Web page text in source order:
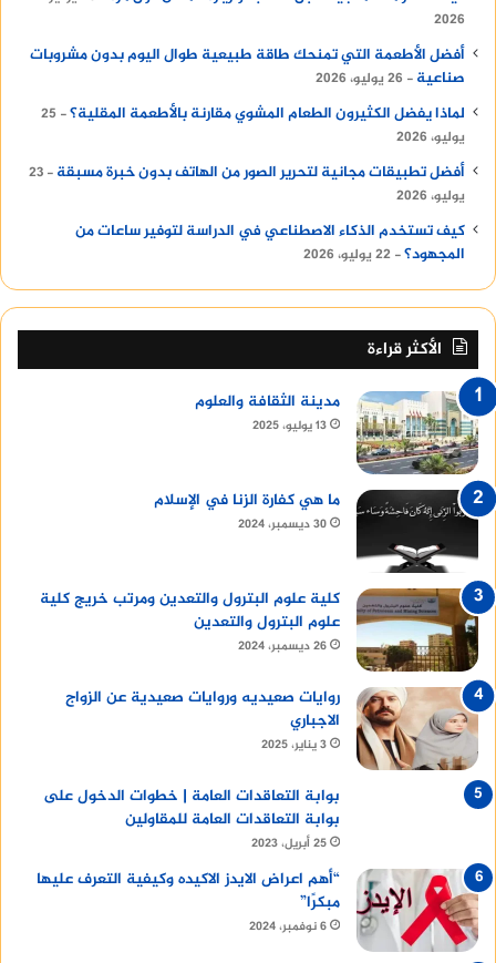
2026
أفضل الأطعمة التي تمنحك طاقة طبيعية طوال اليوم بدون مشروبات
صناعية
26 يوليو، 2026
لماذا يفضل الكثيرون الطعام المشوي مقارنة بالأطعمة المقلية؟
25
يوليو، 2026
أفضل تطبيقات مجانية لتحرير الصور من الهاتف بدون خبرة مسبقة
23
يوليو، 2026
كيف تستخدم الذكاء الاصطناعي في الدراسة لتوفير ساعات من
المجهود؟ 22 يوليو، 2026
الأكثر قراءة
مدينة الثقافة والعلوم
13 يوليو، 2025
ما هي كفارة الزنا في الإسلام
30 ديسمبر، 2024
كلية علوم البترول والتعدين ومرتب خريج كلية
علوم البترول والتعدين
26 ديسمبر، 2024
روايات صعيديه وروايات صعيدية عن الزواج
الاجباري
3 يناير، 2025
بوابة التعاقدات العامة | خطوات الدخول على
بوابة التعاقدات العامة للمقاولين
25 أبريل، 2023
“أهم اعراض الايدز الاكيده وكيفية التعرف عليها
مبكرًا”
6 نوفمبر، 2024